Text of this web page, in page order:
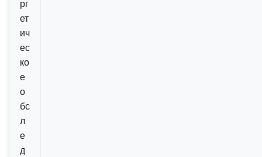
рг
ет
ич
ес
ко
е
о
бс
л
е
д